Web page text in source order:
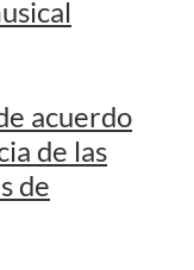
acuerdo
de las
de